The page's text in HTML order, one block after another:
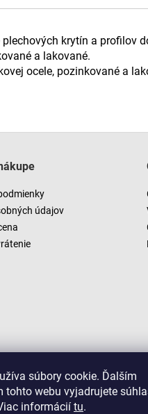
súbory cookie. Ďalším
tohto webu vyjadrujete
informácií tu.
krytín a profilov
a lakované.
ocele, pozinkované a
údajov